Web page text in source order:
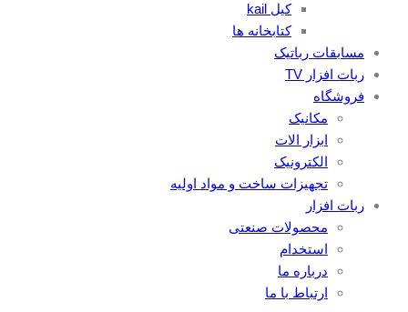
کیل kail
کتابخانه ها
مسابقات رباتیک
ربات افزار TV
فروشگاه
مکانیک
ابزار الات
الکترونیک
تجهیزات ساخت و مواد اولیه
ربات افزار
محصولات صنعتی
استخدام
درباره ما
ارتباط با ما